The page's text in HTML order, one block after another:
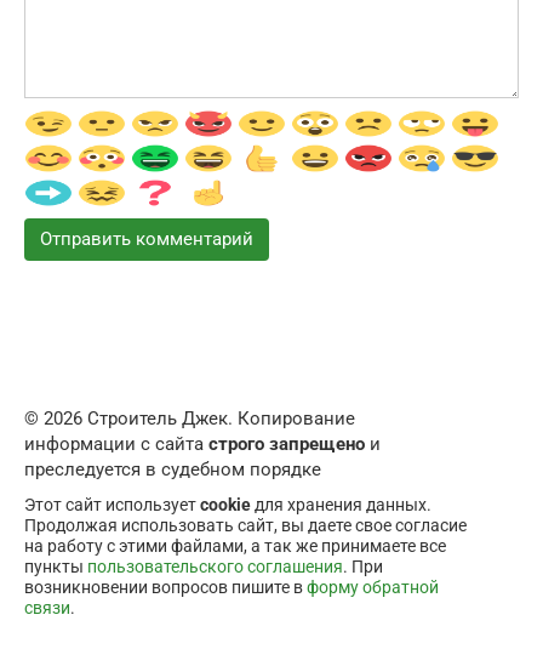
© 2026 Строитель Джек. Копирование
информации с сайта строго запрещено и
преследуется в судебном порядке
Этот сайт используетcookieдля хранения данных.
Продолжая использовать сайт, вы даете свое согласие
на работу с этими файлами, а так же принимаете все
пункты пользовательского соглашения. При
возникновении вопросов пишите вформу обратной
связи.